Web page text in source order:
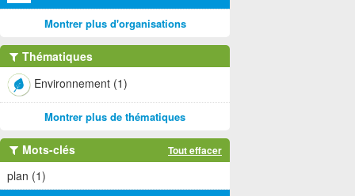
Montrer plus d'organisations
Thématiques
Environnement (1)
Montrer plus de thématiques
Mots-clés Tout effacer
plan (1)